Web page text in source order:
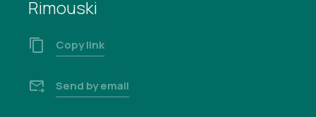
Rimouski
Copy link
Send by email